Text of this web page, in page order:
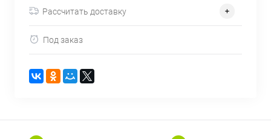
Рассчитать доставку
Под заказ